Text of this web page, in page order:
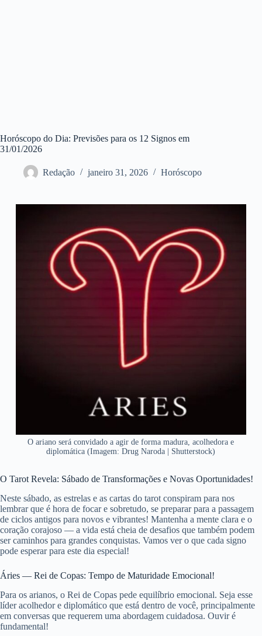
Horóscopo do Dia: Previsões para os 12 Signos em
31/01/2026
Redação janeiro 31, 2026 Horóscopo
O ariano será convidado a agir de forma madura, acolhedora e
diplomática (Imagem: Drug Naroda | Shutterstock)
O Tarot Revela: Sábado de Transformações e Novas Oportunidades!
Neste sábado, as estrelas e as cartas do tarot conspiram para nos
lembrar que é hora de focar e sobretudo, se preparar para a passagem
de ciclos antigos para novos e vibrantes! Mantenha a mente clara e o
coração corajoso — a vida está cheia de desafios que também podem
ser caminhos para grandes conquistas. Vamos ver o que cada signo
pode esperar para este dia especial!
Áries — Rei de Copas: Tempo de Maturidade Emocional!
Para os arianos, o Rei de Copas pede equilíbrio emocional. Seja esse
líder acolhedor e diplomático que está dentro de você, principalmente
em conversas que requerem uma abordagem cuidadosa. Ouvir é
fundamental!